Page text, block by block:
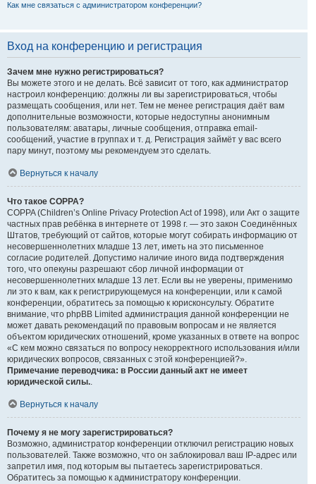
Как мне связаться с администратором конференции?
Вход на конференцию и регистрация
Зачем мне нужно регистрироваться?
Вы можете этого и не делать. Всё зависит от того, как администратор
настроил конференцию: должны ли вы зарегистрироваться, чтобы
размещать сообщения, или нет. Тем не менее регистрация даёт вам
дополнительные возможности, которые недоступны анонимным
пользователям: аватары, личные сообщения, отправка email-
сообщений, участие в группах и т. д. Регистрация займёт у вас всего
пару минут, поэтому мы рекомендуем это сделать.
Вернуться к началу
Что такое COPPA?
COPPA (Children’s Online Privacy Protection Act of 1998), или Акт о защите
частных прав ребёнка в интернете от 1998 г. — это закон Соединённых
Штатов, требующий от сайтов, которые могут собирать информацию от
несовершеннолетних младше 13 лет, иметь на это письменное
согласие родителей. Допустимо наличие иного вида подтверждения
того, что опекуны разрешают сбор личной информации от
несовершеннолетних младше 13 лет. Если вы не уверены, применимо
ли это к вам, как к регистрирующемуся на конференции, или к самой
конференции, обратитесь за помощью к юрисконсульту. Обратите
внимание, что phpBB Limited администрация данной конференции не
может давать рекомендаций по правовым вопросам и не является
объектом юридических отношений, кроме указанных в ответе на вопрос
«С кем можно связаться по вопросу некорректного использования и/или
юридических вопросов, связанных с этой конференцией?».
Примечание переводчика: в России данный акт не имеет
юридической силы..
Вернуться к началу
Почему я не могу зарегистрироваться?
Возможно, администратор конференции отключил регистрацию новых
пользователей. Также возможно, что он заблокировал ваш IP-адрес или
запретил имя, под которым вы пытаетесь зарегистрироваться.
Обратитесь за помощью к администратору конференции.